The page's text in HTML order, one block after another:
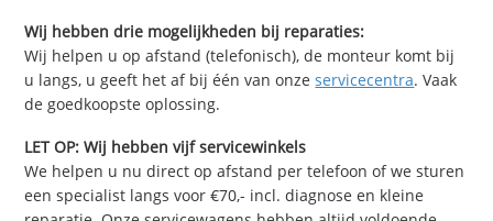
Wij hebben drie mogelijkheden bij reparaties:
Wij helpen u op afstand (telefonisch), de monteur komt bij
u langs, u geeft het af bij één van onzeservicecentra. Vaak
de goedkoopste oplossing.
LET OP: Wij hebben vijf servicewinkels
We helpen u nu direct op afstand per telefoon of we sturen
een specialist langs voor €70,- incl. diagnose en kleine